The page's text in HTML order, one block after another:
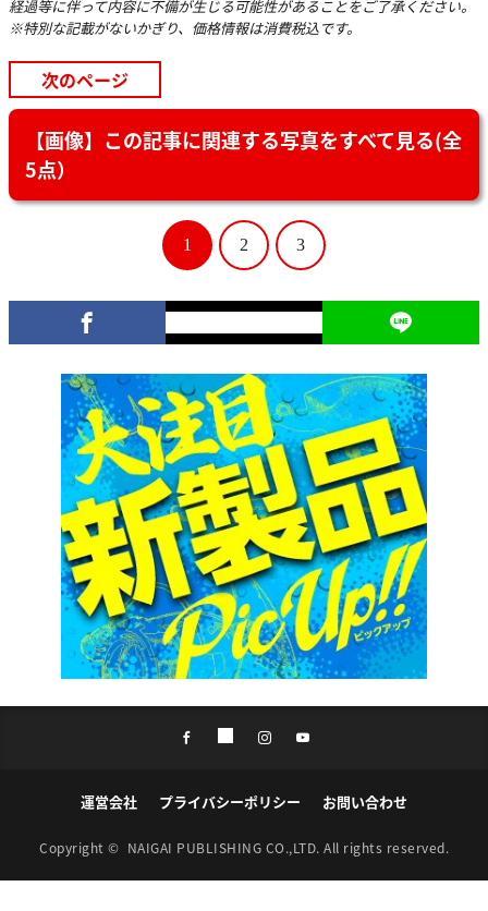
経過等に伴って内容に不備が生じる可能性があることをご了承ください。
※特別な記載がないかぎり、価格情報は消費税込です。
次のページ
【画像】この記事に関連する写真をすべて見る(全
5点）
1 2 3
運営会社 プライバシーポリシー お問い合わせ
Copyright © NAIGAI PUBLISHING CO.,LTD. All rights reserved.